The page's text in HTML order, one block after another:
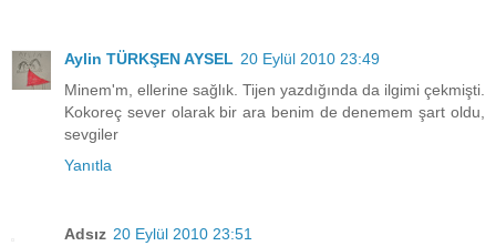
Aylin TÜRKŞEN AYSEL 20 Eylül 2010 23:49
Minem'm, ellerine sağlık. Tijen yazdığında da ilgimi çekmişti.
Kokoreç sever olarak bir ara benim de denemem şart oldu,
sevgiler
Yanıtla
Adsız 20 Eylül 2010 23:51